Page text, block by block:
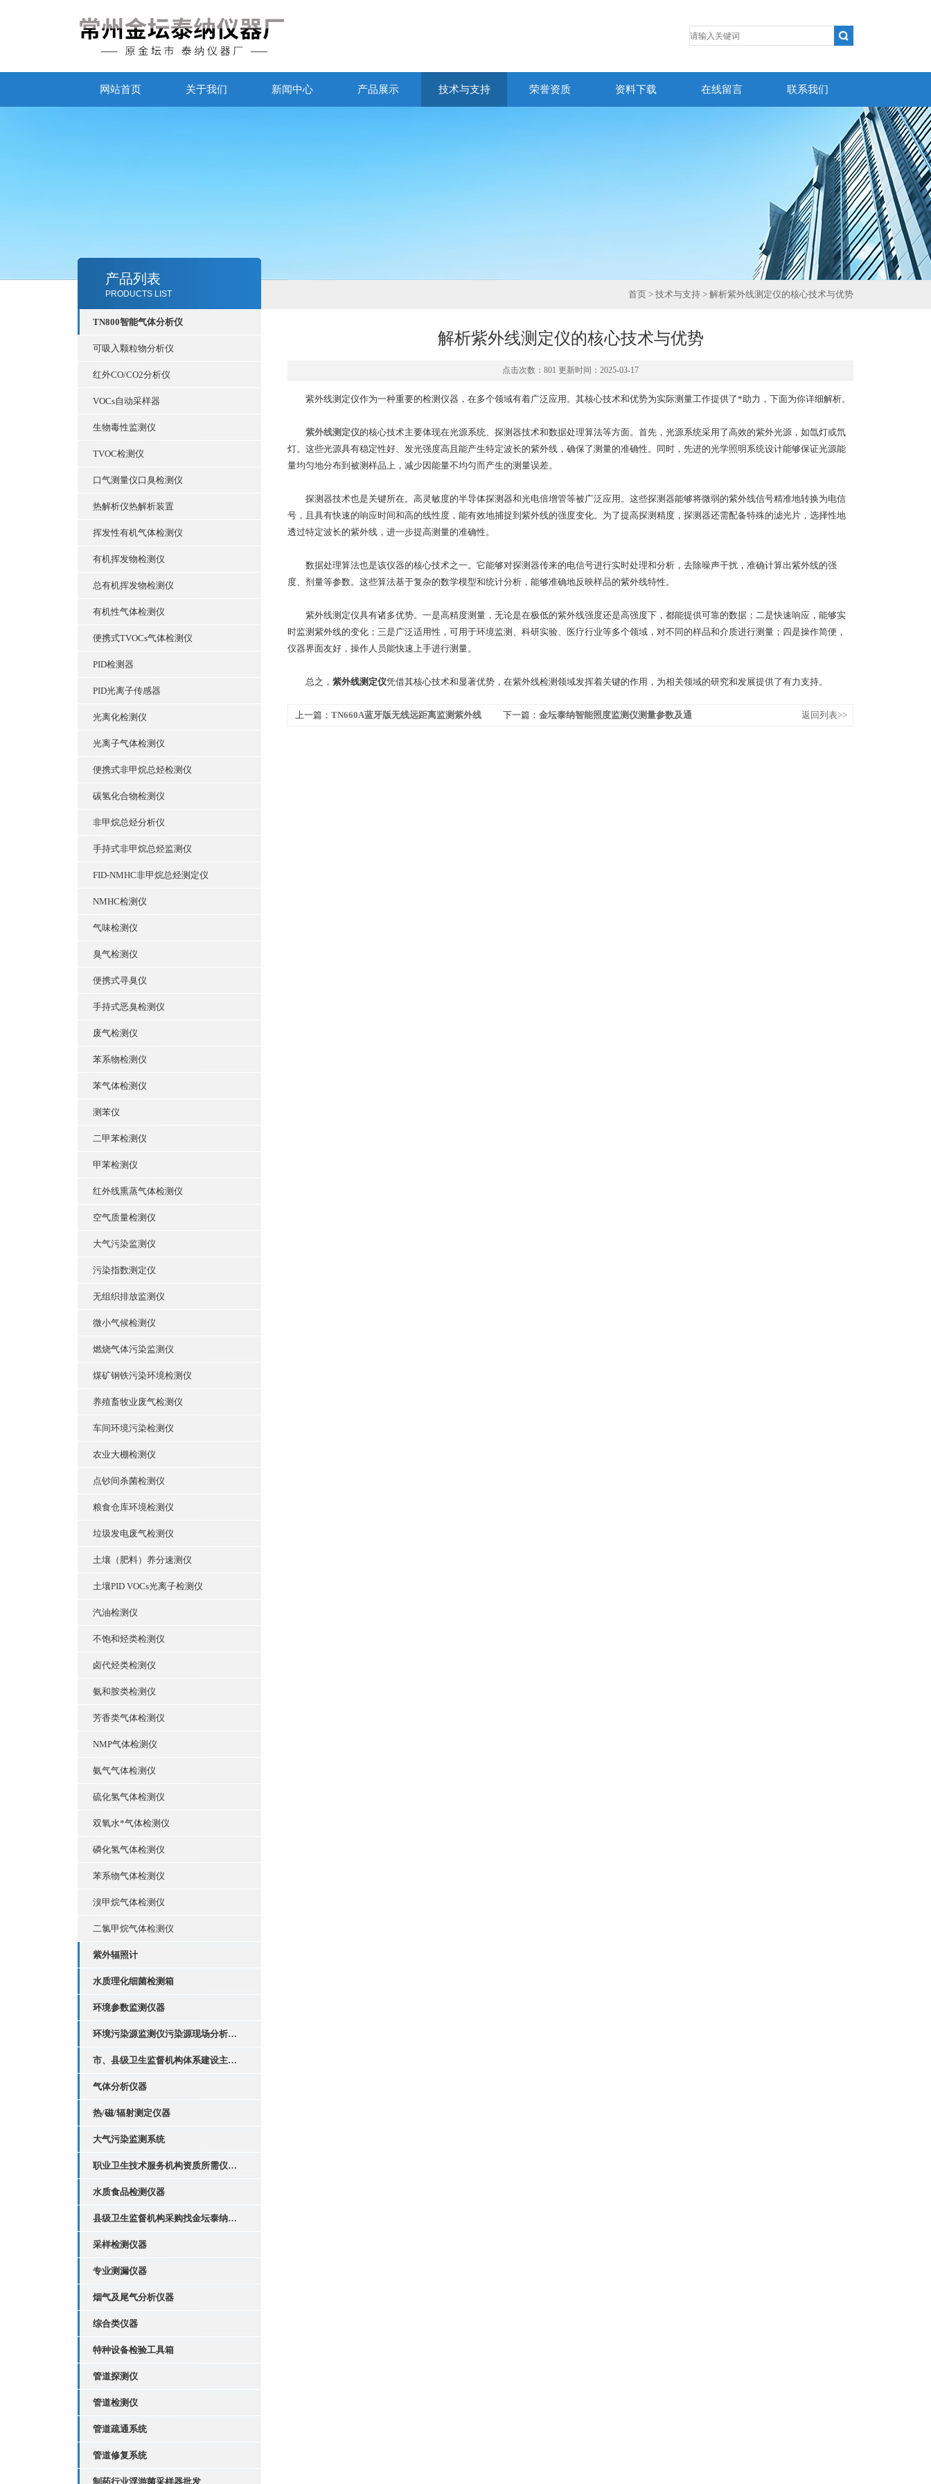
网站首页 关于我们 新闻中心 产品展示 技术与支持 荣誉资质 资料下载 在线留言 联系我们
产品列表
PRODUCTS LIST
TN800智能气体分析仪
可吸入颗粒物分析仪
红外CO/CO2分析仪
VOCs自动采样器
生物毒性监测仪
TVOC检测仪
口气测量仪口臭检测仪
热解析仪热解析装置
挥发性有机气体检测仪
有机挥发物检测仪
总有机挥发物检测仪
有机性气体检测仪
便携式TVOCs气体检测仪
PID检测器
PID光离子传感器
光离化检测仪
光离子气体检测仪
便携式非甲烷总烃检测仪
碳氢化合物检测仪
非甲烷总烃分析仪
手持式非甲烷总烃监测仪
FID-NMHC非甲烷总烃测定仪
NMHC检测仪
气味检测仪
臭气检测仪
便携式寻臭仪
手持式恶臭检测仪
废气检测仪
苯系物检测仪
苯气体检测仪
测苯仪
二甲苯检测仪
甲苯检测仪
红外线熏蒸气体检测仪
空气质量检测仪
大气污染监测仪
污染指数测定仪
无组织排放监测仪
微小气候检测仪
燃烧气体污染监测仪
煤矿钢铁污染环境检测仪
养殖畜牧业废气检测仪
车间环境污染检测仪
农业大棚检测仪
点钞间杀菌检测仪
粮食仓库环境检测仪
垃圾发电废气检测仪
土壤（肥料）养分速测仪
土壤PID VOCs光离子检测仪
汽油检测仪
不饱和烃类检测仪
卤代烃类检测仪
氨和胺类检测仪
芳香类气体检测仪
NMP气体检测仪
氨气气体检测仪
硫化氢气体检测仪
双氧水*气体检测仪
磷化氢气体检测仪
苯系物气体检测仪
溴甲烷气体检测仪
二氯甲烷气体检测仪
紫外辐照计
水质理化细菌检测箱
环境参数监测仪器
环境污染源监测仪污染源现场分析套装
市、县级卫生监督机构体系建设主要执法装备配置
气体分析仪器
热/磁/辐射测定仪器
大气污染监测系统
职业卫生技术服务机构资质所需仪器设备清单
水质食品检测仪器
县级卫生监督机构采购找金坛泰纳仪器
采样检测仪器
专业测漏仪器
烟气及尾气分析仪器
综合类仪器
特种设备检验工具箱
管道探测仪
管道检测仪
管道疏通系统
管道修复系统
制药行业浮游菌采样器批发
首页 > 技术与支持 > 解析紫外线测定仪的核心技术与优势
解析紫外线测定仪的核心技术与优势
点击次数：801 更新时间：2025-03-17
紫外线测定仪作为一种重要的检测仪器，在多个领域有着广泛应用。其核心技术和优势为实际测量工作提供了*助力，下面为你详细解析。
紫外线测定仪的核心技术主要体现在光源系统、探测器技术和数据处理算法等方面。首先，光源系统采用了高效的紫外光源，如氙灯或氘
灯。这些光源具有稳定性好、发光强度高且能产生特定波长的紫外线，确保了测量的准确性。同时，先进的光学照明系统设计能够保证光源能
量均匀地分布到被测样品上，减少因能量不均匀而产生的测量误差。
探测器技术也是关键所在。高灵敏度的半导体探测器和光电倍增管等被广泛应用。这些探测器能够将微弱的紫外线信号精准地转换为电信
号，且具有快速的响应时间和高的线性度，能有效地捕捉到紫外线的强度变化。为了提高探测精度，探测器还需配备特殊的滤光片，选择性地
透过特定波长的紫外线，进一步提高测量的准确性。
数据处理算法也是该仪器的核心技术之一。它能够对探测器传来的电信号进行实时处理和分析，去除噪声干扰，准确计算出紫外线的强
度、剂量等参数。这些算法基于复杂的数学模型和统计分析，能够准确地反映样品的紫外线特性。
紫外线测定仪具有诸多优势。一是高精度测量，无论是在极低的紫外线强度还是高强度下，都能提供可靠的数据；二是快速响应，能够实
时监测紫外线的变化；三是广泛适用性，可用于环境监测、科研实验、医疗行业等多个领域，对不同的样品和介质进行测量；四是操作简便，
仪器界面友好，操作人员能快速上手进行测量。
总之， 紫外线测定仪凭借其核心技术和显著优势，在紫外线检测领域发挥着关键的作用，为相关领域的研究和发展提供了有力支持。
上一篇： TN660A蓝牙版无线远距离监测紫外线
下一篇： 金坛泰纳智能照度监测仪测量参数及通
返回列表>>